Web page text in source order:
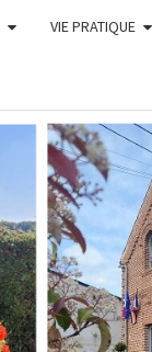
VIE PRATIQUE